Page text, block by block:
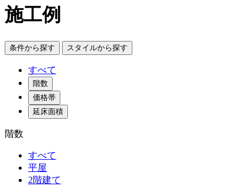
施工例
条件から探す スタイルから探す
すべて
階数
価格帯
延床面積
階数
すべて
平屋
2階建て